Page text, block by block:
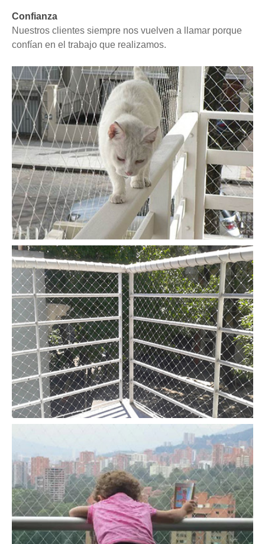
Confianza
Nuestros clientes siempre nos vuelven a llamar porque
confían en el trabajo que realizamos.